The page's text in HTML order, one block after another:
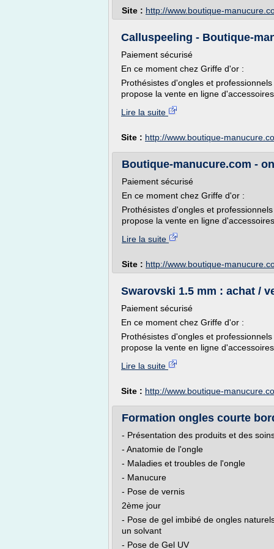
Site : http://www.boutique-
Calluspeeling - Boutique-
Paiement sécurisé
En ce moment chez Griffe d'or :
Prothésistes d'ongles et
propose la vente en ligne
Lire la suite
Site : http://www.boutique-
Boutique-manucure.com -
Paiement sécurisé
En ce moment chez Griffe d'or :
Prothésistes d'ongles et
propose la vente en ligne
Lire la suite
Site : http://www.boutique-
Swarovski 1.5 mm : achat /
Paiement sécurisé
En ce moment chez Griffe d'or :
Prothésistes d'ongles et
propose la vente en ligne
Lire la suite
Site : http://www.boutique-
Formation ongles courte
- Présentation des produits et des
- Anatomie de l'ongle
- Maladies et troubles de l'ongle
- Manucure
- Pose de vernis
2ème jour
- Pose de gel imbibé de ongles
un solvant
- Pose de Gel UV